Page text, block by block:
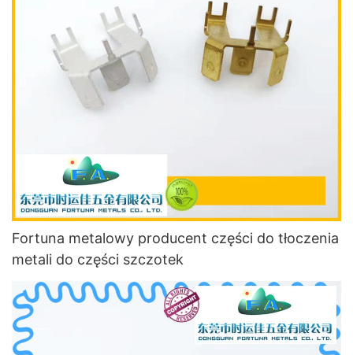
Fortuna metalowy producent części do tłoczenia
metali do części szczotek